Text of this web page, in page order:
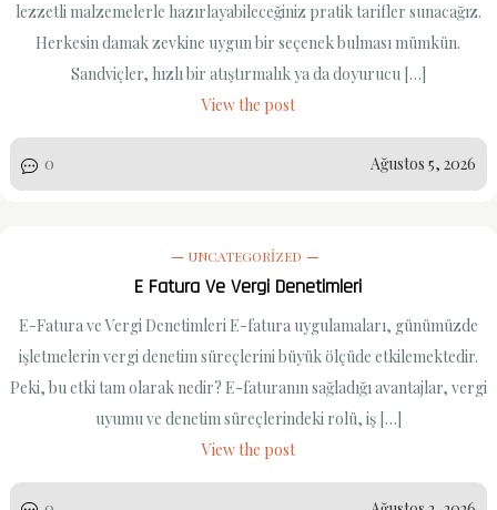
lezzetli malzemelerle hazırlayabileceğiniz pratik tarifler sunacağız.
Herkesin damak zevkine uygun bir seçenek bulması mümkün.
Sandviçler, hızlı bir atıştırmalık ya da doyurucu […]
View the post
0 Ağustos 5, 2026
UNCATEGORIZED
E Fatura Ve Vergi Denetimleri
E-Fatura ve Vergi Denetimleri E-fatura uygulamaları, günümüzde
işletmelerin vergi denetim süreçlerini büyük ölçüde etkilemektedir.
Peki, bu etki tam olarak nedir? E-faturanın sağladığı avantajlar, vergi
uyumu ve denetim süreçlerindeki rolü, iş […]
View the post